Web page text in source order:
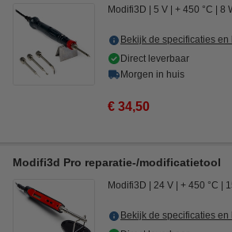
Modifi3D 5 V + 450 °C 8
Bekijk de specificaties
Direct leverbaar
Morgen in huis
€ 34,50
Modifi3d Pro reparatie-/modificatietool
Modifi3D 24 V + 450 °C
Bekijk de specificaties